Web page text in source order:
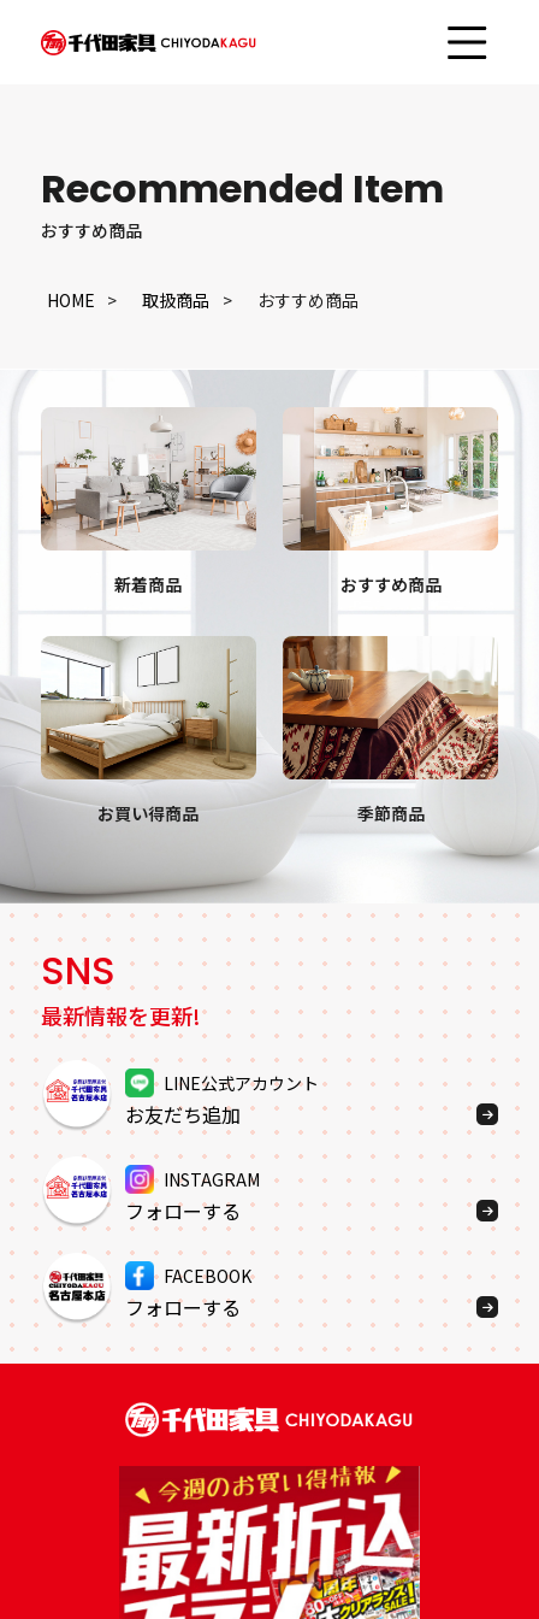
Recommended Item
おすすめ商品
HOME 取扱商品 おすすめ商品
新着商品 おすすめ商品
お買い得商品 季節商品
SNS
最新情報を更新!
LINE公式アカウント
お友だち追加
INSTAGRAM
フォローする
FACEBOOK
フォローする